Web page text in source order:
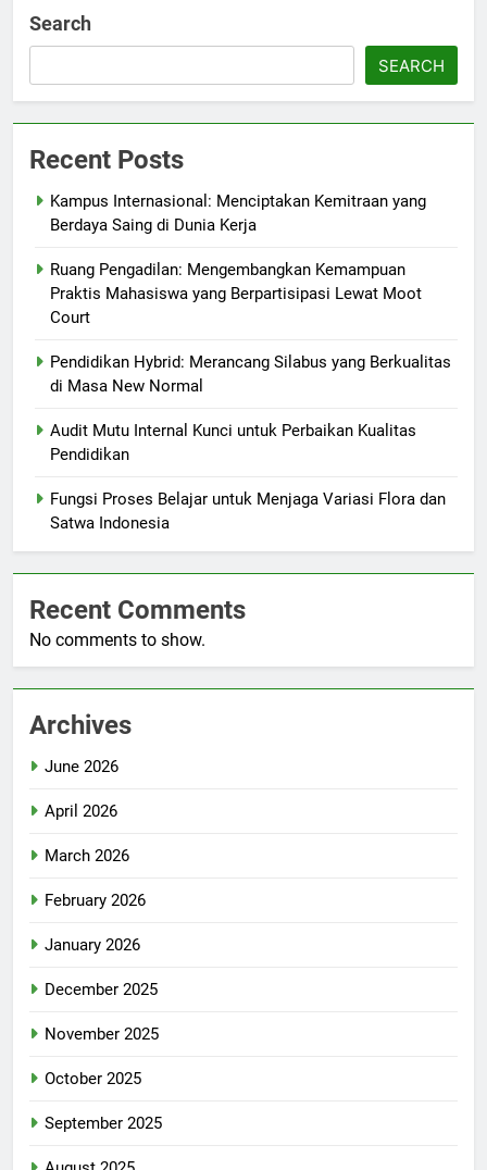
Search
SEARCH
Recent Posts
Kampus Internasional: Menciptakan Kemitraan yang
Berdaya Saing di Dunia Kerja
Ruang Pengadilan: Mengembangkan Kemampuan
Praktis Mahasiswa yang Berpartisipasi Lewat Moot
Court
Pendidikan Hybrid: Merancang Silabus yang Berkualitas
di Masa New Normal
Audit Mutu Internal Kunci untuk Perbaikan Kualitas
Pendidikan
Fungsi Proses Belajar untuk Menjaga Variasi Flora dan
Satwa Indonesia
Recent Comments
No comments to show.
Archives
June 2026
April 2026
March 2026
February 2026
January 2026
December 2025
November 2025
October 2025
September 2025